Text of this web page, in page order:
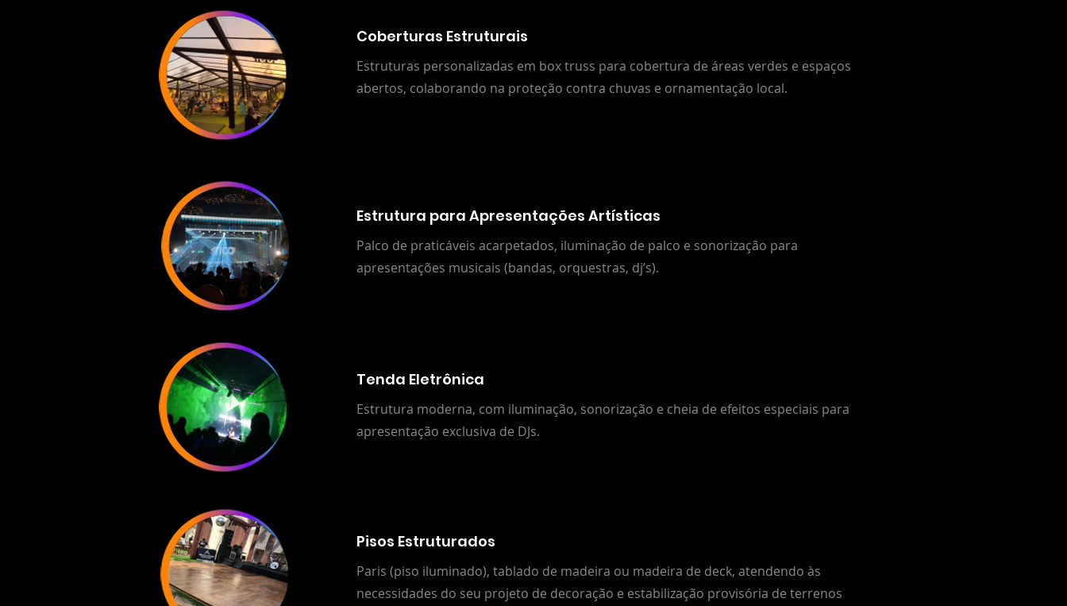
Coberturas Estruturais
Estruturas personalizadas em box truss para cobertura de áreas verdes e espaços
abertos, colaborando na proteção contra chuvas e ornamentação local.
Estrutura para Apresentações Artísticas
Palco de praticáveis acarpetados, iluminação de palco e sonorização para
apresentações musicais (bandas, orquestras, dj’s).
Tenda Eletrônica
Estrutura moderna, com iluminação, sonorização e cheia de efeitos especiais para
apresentação exclusiva de DJs.
Pisos Estruturados
Paris (piso iluminado), tablado de madeira ou madeira de deck, atendendo às
necessidades do seu projeto de decoração e estabilização provisória de terrenos